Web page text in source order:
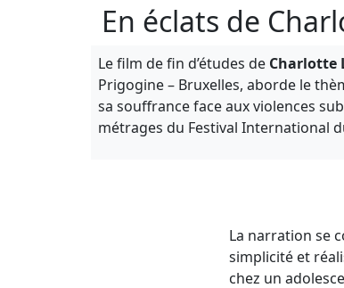
En éclats de
Le film de fin d’études de Charlotte
Prigogine – Bruxelles, aborde le
sa souffrance face aux violences
métrages du Festival International
La narration se
simplicité et
chez un